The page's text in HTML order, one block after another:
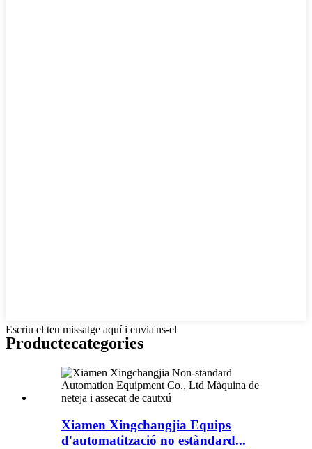
Escriu el teu missatge aquí i envia'ns-el
Productecategories
Xiamen Xingchangjia Equips
d'automatització no estàndard...